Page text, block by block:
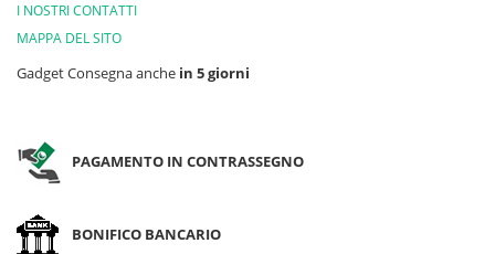
I NOSTRI CONTATTI
MAPPA DEL SITO
Gadget Consegna anche in 5 giorni
PAGAMENTO IN CONTRASSEGNO
BONIFICO BANCARIO